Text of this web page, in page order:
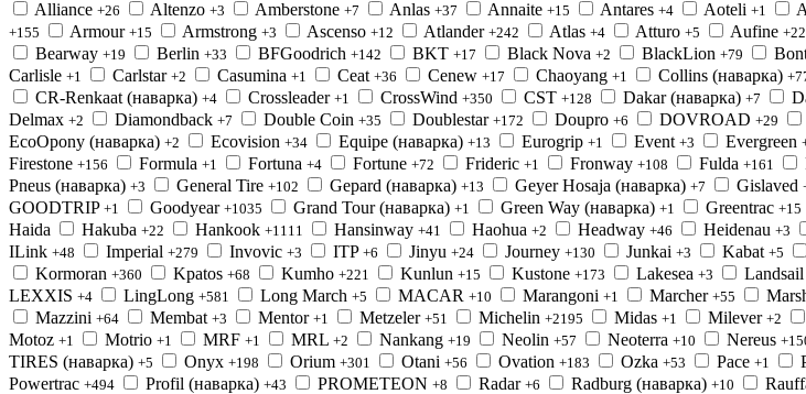
Alliance +26 Altenzo +3 Amberstone +7 Anlas +37 Annaite +15 Antares +4 Aoteli +1
+155 Armour +15 Armstrong +3 Ascenso +12 Atlander +242 Atlas +4 Atturo +5 Aufine +22
Bearway +19 Berlin +33 BFGoodrich +142 BKT +17 Black Nova +2 BlackLion +79
Carlisle +1 Carlstar +2 Casumina +1 Ceat +36 Cenew +17 Chaoyang +1 Collins (наварка)
CR-Renkaat (наварка) +4 Crossleader +1 CrossWind +350 CST +128 Dakar (наварка) +7
Delmax +2 Diamondback +7 Double Coin +35 Doublestar +172 Doupro +6 DOVROAD +29
EcoOpony (наварка) +2 Ecovision +34 Equipe (наварка) +13 Eurogrip +1 Event +3 Evergreen
Firestone +156 Formula +1 Fortuna +4 Fortune +72 Frideric +1 Fronway +108 Fulda +161
Pneus (наварка) +3 General Tire +102 Gepard (наварка) +13 Geyer Hosaja (наварка) +7 Gislaved
GOODTRIP +1 Goodyear +1035 Grand Tour (наварка) +1 Green Way (наварка) +1 Greentrac +15
Haida Hakuba +22 Hankook +1111 Hansinway +41 Haohua +2 Headway +46 Heidenau +3
ILink +48 Imperial +279 Invovic +3 ITP +6 Jinyu +24 Journey +130 Junkai +3 Kabat +5
Kormoran +360 Kpatos +68 Kumho +221 Kunlun +15 Kustone +173 Lakesea +3 Landsail
LEXXIS +4 LingLong +581 Long March +5 MACAR +10 Marangoni +1 Marcher +55
Mazzini +64 Membat +3 Mentor +1 Metzeler +51 Michelin +2195 Midas +1 Milever +2
Motoz +1 Motrio +1 MRF +1 MRL +2 Nankang +19 Neolin +57 Neoterra +10 Nereus
TIRES (наварка) +5 Onyx +198 Orium +301 Otani +56 Ovation +183 Ozka +53 Pace +1
Powertrac +494 Profil (наварка) +43 PROMETEON +8 Radar +6 Radburg (наварка) +10